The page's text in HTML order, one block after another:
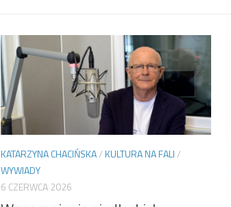
KATARZYNA CHACIŃSKA/KULTURA NA FALI/
WYWIADY
6 CZERWCA 2026